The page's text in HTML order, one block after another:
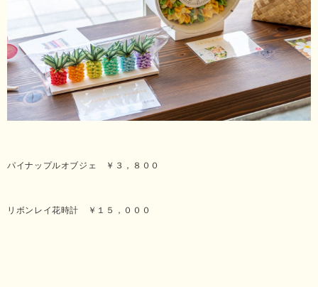
パイナップルオブジェ ￥３，８００
リボンレイ花時計 ￥１５，０００